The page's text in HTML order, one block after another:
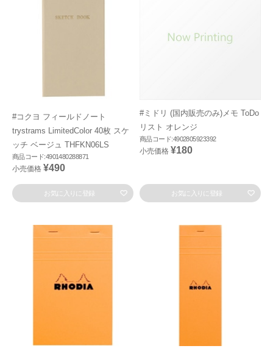
#コクヨ フィールドノート
trystrams LimitedColor 40枚 スケ
ッチ ベージュ THFKN06LS
商品コード:4901480288871
小売価格 ¥490
お気に入りに登録
#ミドリ (国内販売のみ)メモ ToDo
リスト オレンジ
商品コード:4902805923392
小売価格 ¥180
お気に入りに登録